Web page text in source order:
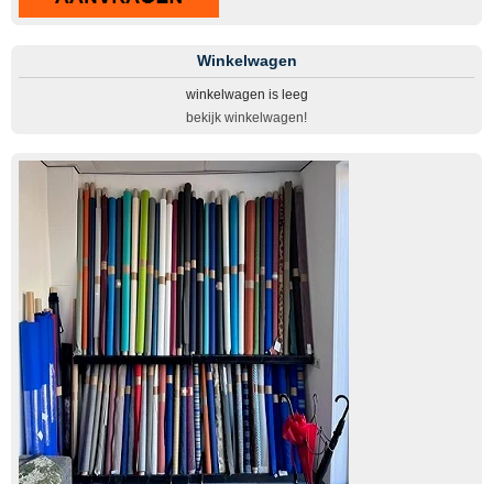
Winkelwagen
winkelwagen is leeg
bekijk winkelwagen!